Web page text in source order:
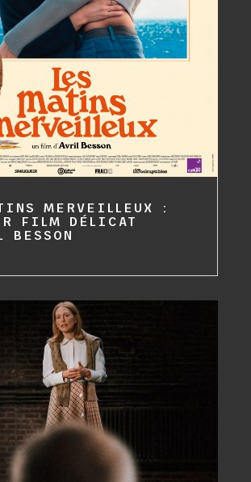
MERVEILLEUX :
FILM DÉLICAT
BESSON